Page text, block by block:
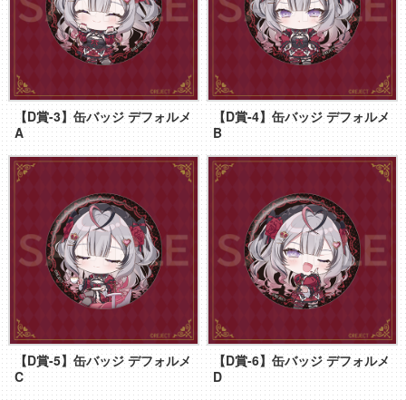
【D賞-3】缶バッジ デフォルメ
A
【D賞-4】缶バッジ デフォルメ
B
【D賞-5】缶バッジ デフォルメ
C
【D賞-6】缶バッジ デフォルメ
D